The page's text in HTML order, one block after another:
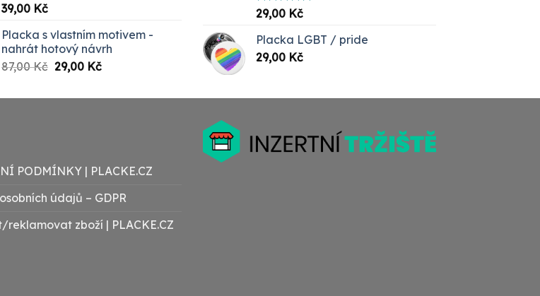
39,00 Kč
Placka s vlastním motivem -
nahrát hotový návrh
87,00Kč Původní
byla:
29,00 KčAktuální
je:
Hodnocení
5.00
29,00 Kč
Placka LGBT / pride
29,00 Kč
PODMÍNKY | PLACKE.CZ
údajů – GDPR
zboží | PLACKE.CZ